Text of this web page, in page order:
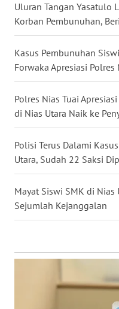
Uluran Tangan Yasatulo
Korban Pembunuhan,
Kasus Pembunuhan
Forwaka Apresiasi
Polres Nias Tuai
di Nias Utara Naik ke
Polisi Terus Dalami
Utara, Sudah 22 Saksi
Mayat Siswi SMK di
Sejumlah Kejanggalan
KALSEL
WN
KALTIM
WN
SULSEL
WN
GORONTALO
WN
WN